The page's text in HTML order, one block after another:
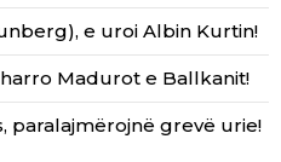
e uroi Albin Kurtin!
Madurot e Ballkanit!
paralajmërojnë grevë urie!